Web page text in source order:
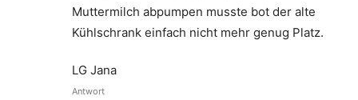
Muttermilch abpumpen musste bot der alte
Kühlschrank einfach nicht mehr genug Platz.
LG Jana
Antwort